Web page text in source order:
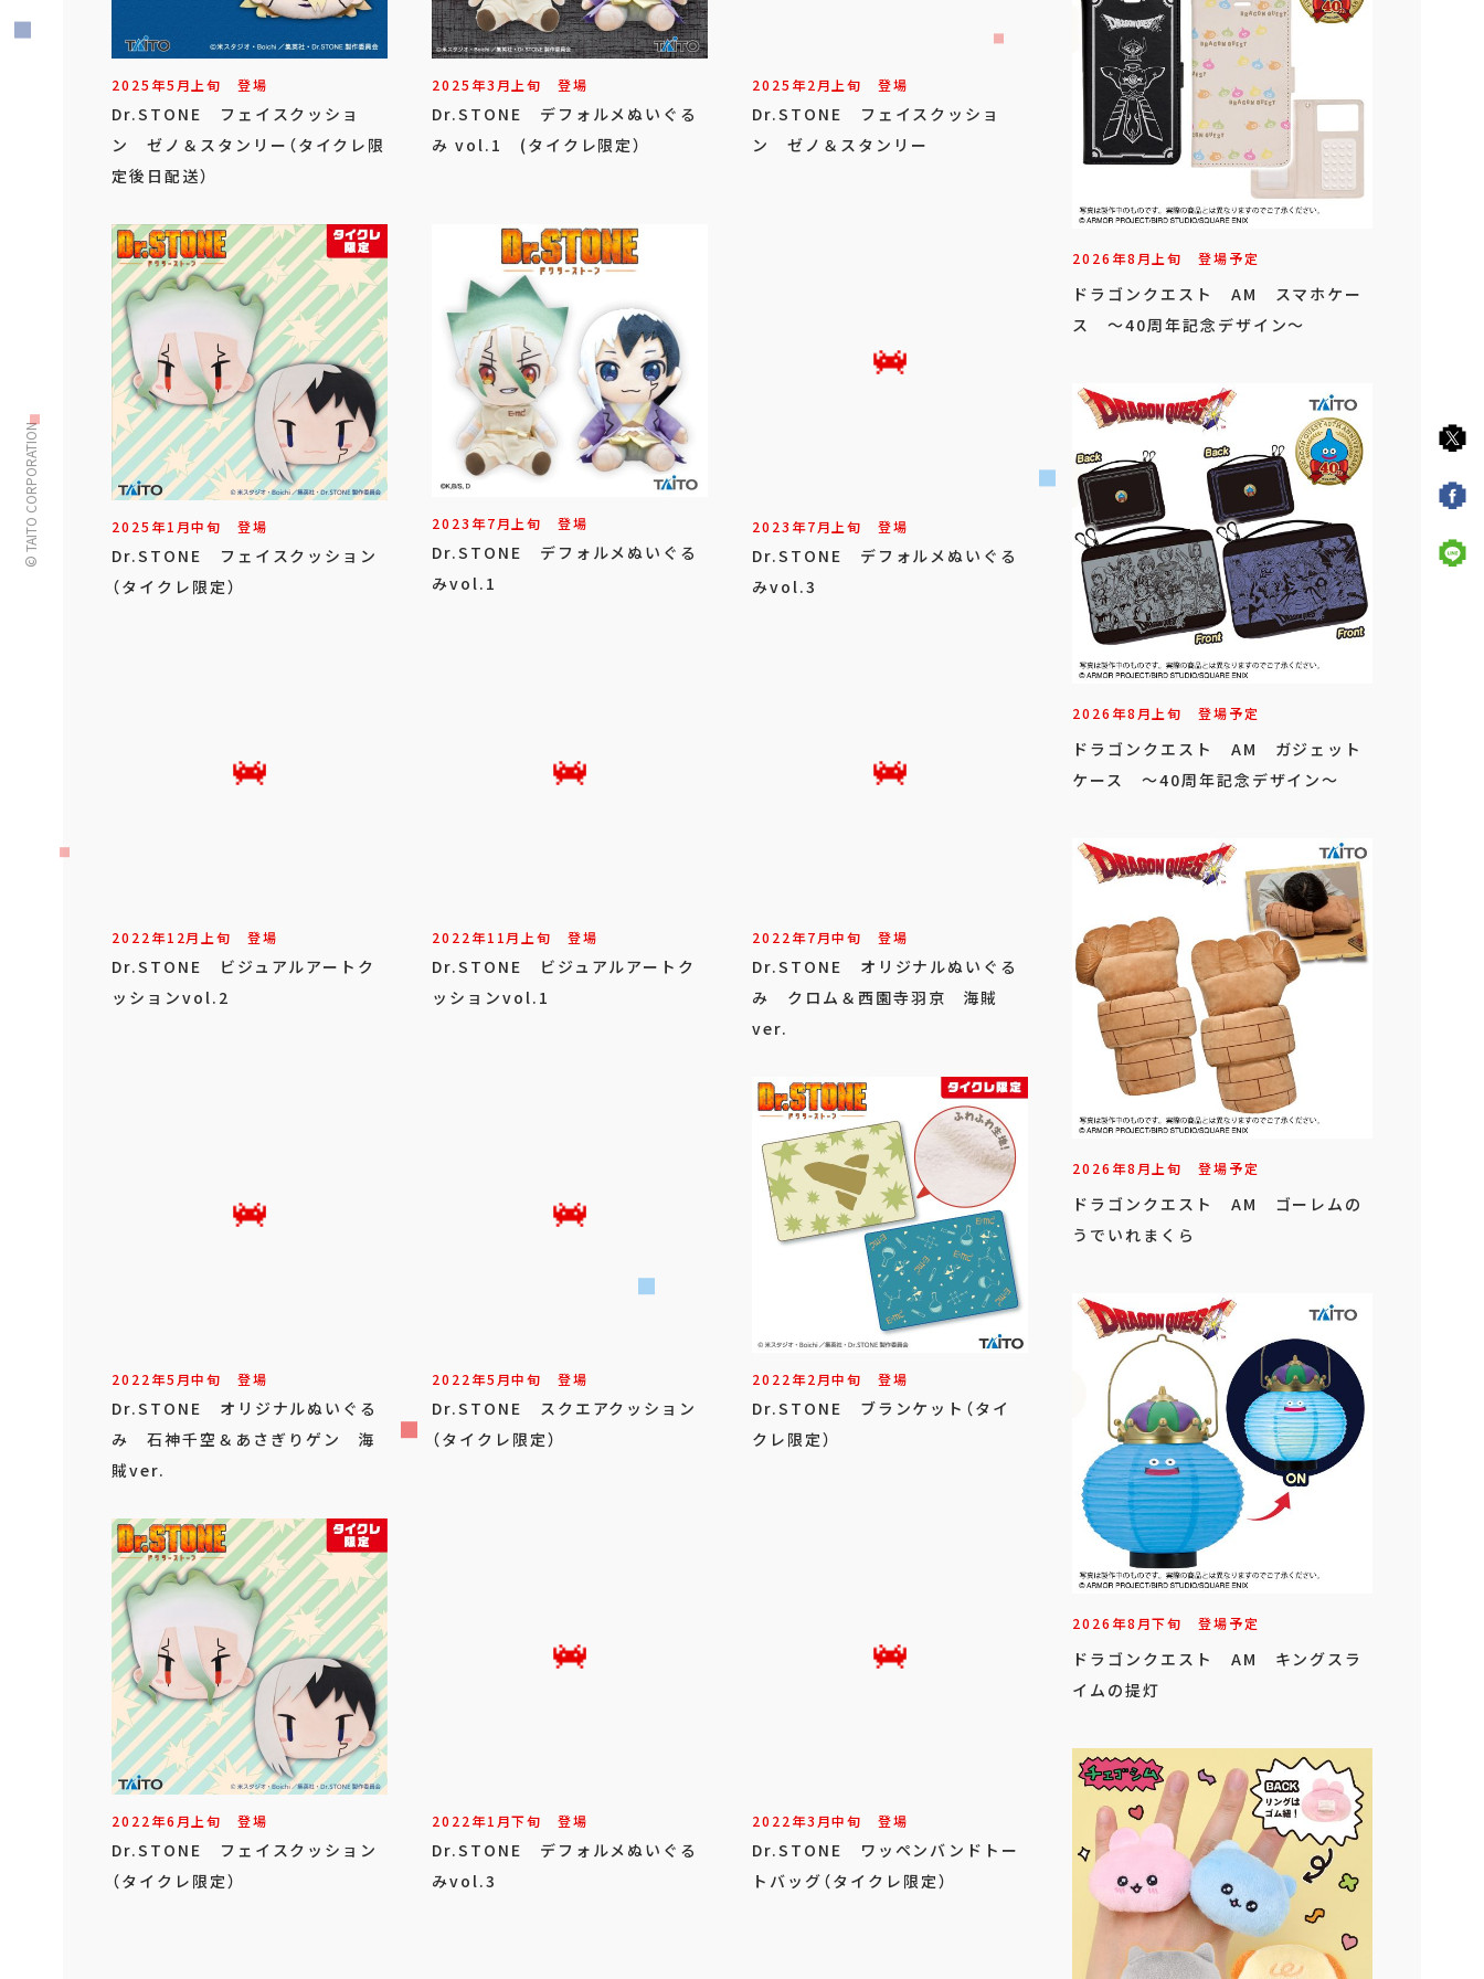
© TAITO CORPORATION
2025年5月上旬 登場
Dr.STONE フェイスクッショ
ン ゼノ＆スタンリー（タイクレ限
定後日配送）
2025年3月上旬 登場
Dr.STONE デフォルメぬいぐる
み vol.1 (タイクレ限定）
2025年2月上旬 登場
Dr.STONE フェイスクッショ
ン ゼノ＆スタンリー
2025年1月中旬 登場
Dr.STONE フェイスクッション
（タイクレ限定）
2023年7月上旬 登場
Dr.STONE デフォルメぬいぐる
みvol.1
2023年7月上旬 登場
Dr.STONE デフォルメぬいぐる
みvol.3
2022年12月上旬 登場
Dr.STONE ビジュアルアートク
ッションvol.2
2022年11月上旬 登場
Dr.STONE ビジュアルアートク
ッションvol.1
2022年7月中旬 登場
Dr.STONE オリジナルぬいぐる
み クロム＆西園寺羽京 海賊
ver.
2022年5月中旬 登場
Dr.STONE オリジナルぬいぐる
み 石神千空＆あさぎりゲン 海
賊ver.
2022年5月中旬 登場
Dr.STONE スクエアクッション
（タイクレ限定）
2022年2月中旬 登場
Dr.STONE ブランケット（タイ
クレ限定）
2022年6月上旬 登場
Dr.STONE フェイスクッション
（タイクレ限定）
2022年1月下旬 登場
Dr.STONE デフォルメぬいぐる
みvol.3
2022年3月中旬 登場
Dr.STONE ワッペンバンドトー
トバッグ（タイクレ限定）
2026年8月上旬 登場予定
ドラゴンクエスト AM スマホケー
ス ～40周年記念デザイン～
2026年8月上旬 登場予定
ドラゴンクエスト AM ガジェット
ケース ～40周年記念デザイン～
2026年8月上旬 登場予定
ドラゴンクエスト AM ゴーレムの
うでいれまくら
2026年8月下旬 登場予定
ドラゴンクエスト AM キングスラ
イムの提灯